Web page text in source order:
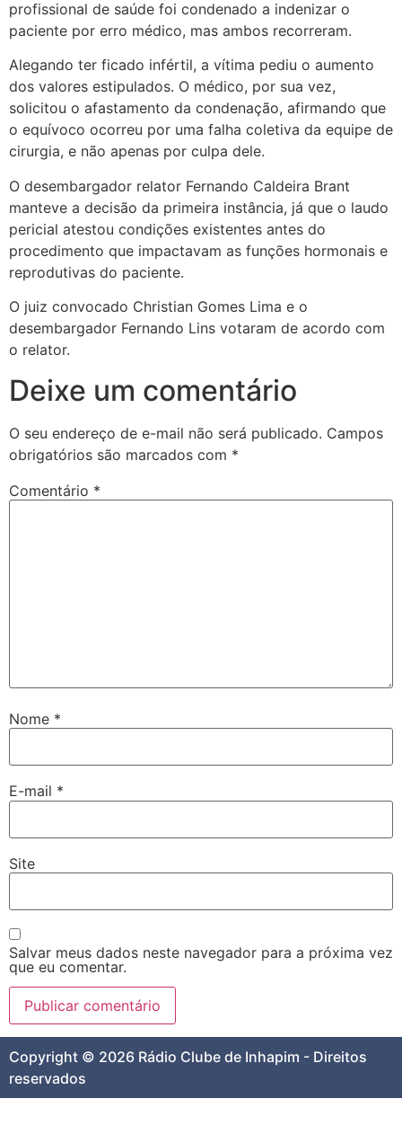
profissional de saúde foi condenado a indenizar o
paciente por erro médico, mas ambos recorreram.
Alegando ter ficado infértil, a vítima pediu o aumento
dos valores estipulados. O médico, por sua vez,
solicitou o afastamento da condenação, afirmando que
o equívoco ocorreu por uma falha coletiva da equipe de
cirurgia, e não apenas por culpa dele.
O desembargador relator Fernando Caldeira Brant
manteve a decisão da primeira instância, já que o laudo
pericial atestou condições existentes antes do
procedimento que impactavam as funções hormonais e
reprodutivas do paciente.
O juiz convocado Christian Gomes Lima e o
desembargador Fernando Lins votaram de acordo com
o relator.
Deixe um comentário
O seu endereço de e-mail não será publicado. Campos
obrigatórios são marcados com *
Comentário *
Nome *
E-mail *
Site
Salvar meus dados neste navegador para a próxima vez
que eu comentar.
Copyright © 2026 Rádio Clube de Inhapim - Direitos
reservados